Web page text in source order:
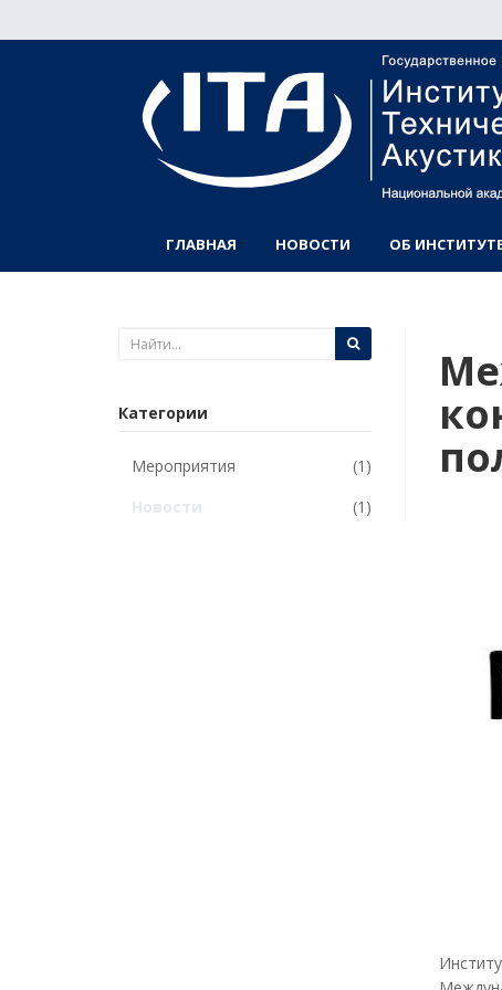
ГЛАВНАЯ НОВОСТИ ОБ
Категории
Мероприятия
(1)
Новости
(1)